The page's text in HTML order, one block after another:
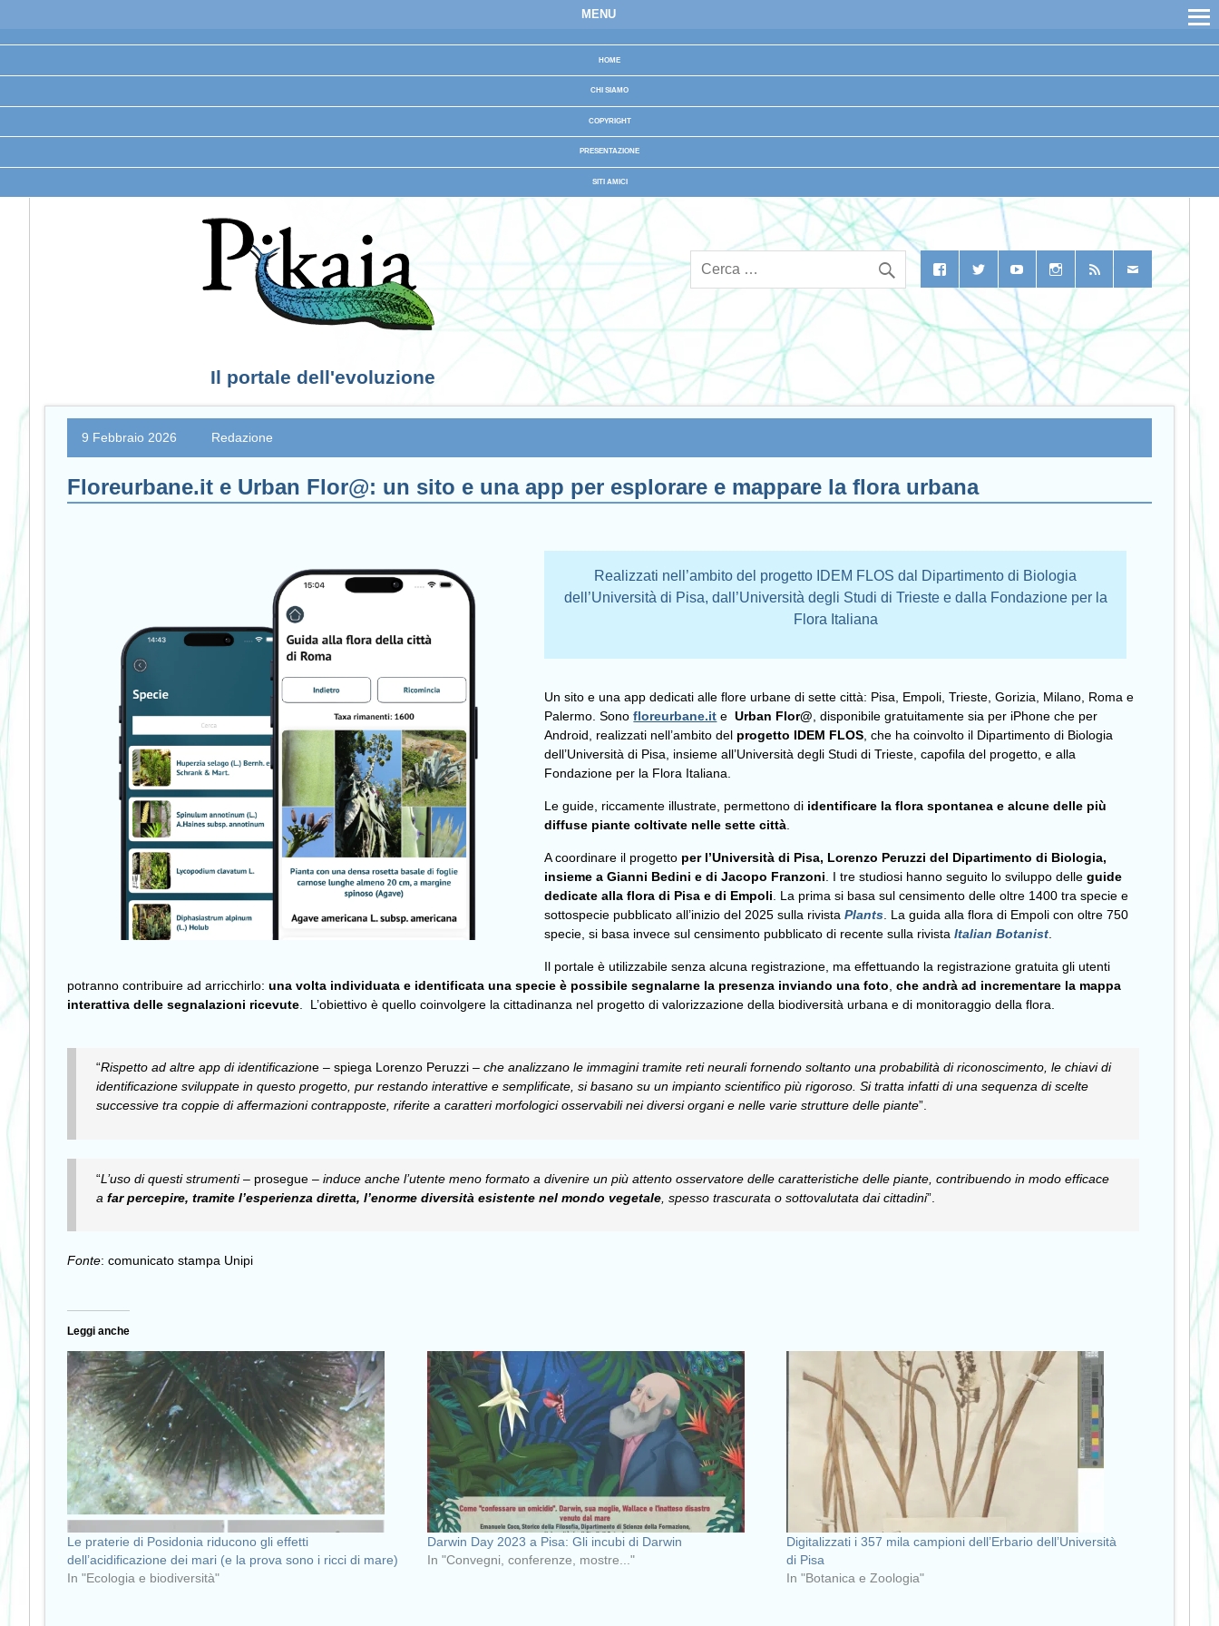
MENU
HOME
CHI SIAMO
COPYRIGHT
PRESENTAZIONE
SITI AMICI
Il portale dell'evoluzione
9 Febbraio 2026 Redazione
Floreurbane.it e Urban Flor@: un sito e una app per esplorare e mappare la flora urbana
Realizzati nell’ambito del progetto IDEM FLOS dal Dipartimento di Biologia
dell’Università di Pisa, dall’Università degli Studi di Trieste e dalla Fondazione per la
Flora Italiana
Un sito e una app dedicati alle flore urbane di sette città: Pisa, Empoli, Trieste, Gorizia, Milano, Roma e
Palermo. Sono floreurbane.it eUrban Flor@ , disponibile gratuitamente sia per iPhone che per
Android, realizzati nell’ambito del progetto IDEM FLOS , che ha coinvolto il Dipartimento di Biologia
dell’Università di Pisa, insieme all’Università degli Studi di Trieste, capofila del progetto, e alla
Fondazione per la Flora Italiana.
Le guide, riccamente illustrate, permettono di identificare la flora spontanea e alcune delle più
diffuse piante coltivate nelle sette città
A coordinare il progetto per l’Università di Pisa, Lorenzo Peruzzi del Dipartimento di Biologia,
insieme a Gianni Bedini e di Jacopo Franzoni . I tre studiosi hanno seguito lo sviluppo delleguide
dedicate alla flora di Pisa e di Empoli . La prima si basa sul censimento delle oltre 1400 tra specie e
sottospecie pubblicato all’inizio del 2025 sulla rivistaPlants . La guida alla flora di Empoli con oltre 750
specie, si basa invece sul censimento pubblicato di recente sulla rivistaItalian Botanist
Il portale è utilizzabile senza alcuna registrazione, ma effettuando la registrazione gratuita gli utenti
potranno contribuire ad arricchirlo: una volta individuata e identificata una specie è possibile segnalarne la presenza inviando una foto che andrà ad incrementare la mappa
interattiva delle segnalazioni ricevute . L’obiettivo è quello coinvolgere la cittadinanza nel progetto di valorizzazione della biodiversità urbana e di monitoraggio della flora.
“Rispetto ad altre app di identificazione – spiega Lorenzo Peruzzi – che analizzano le immagini tramite reti neurali fornendo soltanto una probabilità di riconoscimento, le chiavi di
identificazione sviluppate in questo progetto, pur restando interattive e semplificate, si basano su un impianto scientifico più rigoroso. Si tratta infatti di una sequenza di scelte
successive tra coppie di affermazioni contrapposte, riferite a caratteri morfologici osservabili nei diversi organi e nelle varie strutture delle piante”.
“L’uso di questi strumenti– prosegue – induce anche l’utente meno formato a divenire un più attento osservatore delle caratteristiche delle piante, contribuendo in modo efficace
a far percepire, tramite l’esperienza diretta, l’enorme diversità esistente nel mondo vegetale, spesso trascurata o sottovalutata dai cittadini”.
Fonte: comunicato stampa Unipi
Leggi anche
Le praterie di Posidonia riducono gli effetti
dell’acidificazione dei mari (e la prova sono i ricci di mare)
In "Ecologia e biodiversità"
Darwin Day 2023 a Pisa: Gli incubi di Darwin
In "Convegni, conferenze, mostre..."
Digitalizzati i 357 mila campioni dell’Erbario dell’Università
di Pisa
In "Botanica e Zoologia"